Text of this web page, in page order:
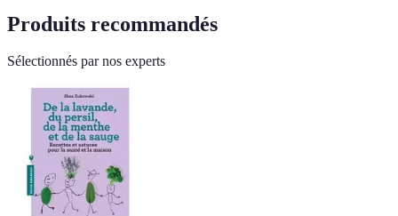
Produits recommandés
Sélectionnés par nos experts